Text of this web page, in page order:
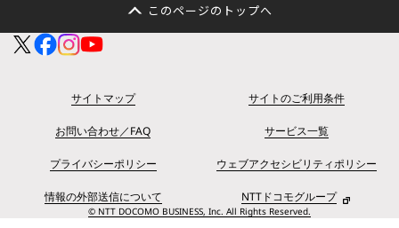
このページのトップへ
サイトマップ サイトのご利用条件
お問い合わせ／FAQ サービス一覧
プライバシーポリシー ウェブアクセシビリティポリシー
情報の外部送信について NTTドコモグループ
© NTT DOCOMO BUSINESS, Inc. All Rights Reserved.